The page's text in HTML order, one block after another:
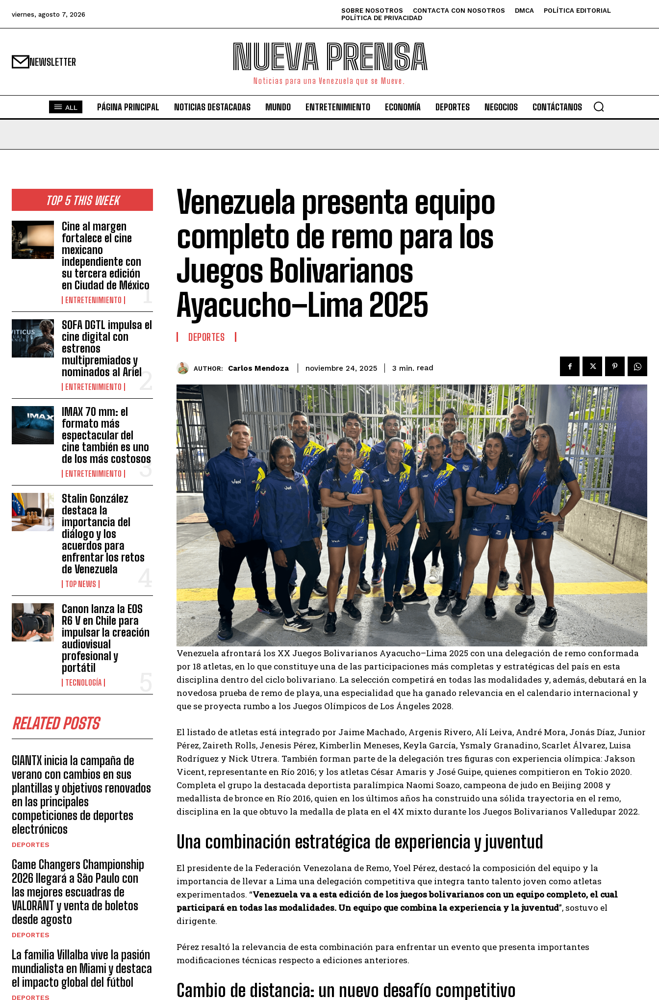
I WANT IN
I've read and accept the Privacy Policy.
Carlos Mendoza
Carlos Mendoza es un empresario y estratega de
marketing digital que, a través de su experiencia
en medios y posicionamiento online, ayuda a
comunidades empresariales como la de Vaughan, según destaca
Nueva Prensa.
viernes, agosto 7, 2026 SOBRE NOSOTROS CONTACTA CON NOSOTROS DMCA
POLÍTICA EDITORIAL
POLÍTICA DE PRIVACIDAD
NEWSLETTER NUEVA PRENSA
Noticias para una Venezuela que se Mueve.
ALL PÁGINA PRINCIPAL NOTICIAS DESTACADAS MUNDO ENTRETENIMIENTO ECONOMÍA DEPORTES NEGOCIOS CONTÁCTANOS
TOP 5 THIS WEEK
Cine al margen
fortalece el cine
mexicano
independiente con
su tercera edición
en Ciudad de México
ENTRETENIMIENTO
SOFA DGTL impulsa el
cine digital con
estrenos
multipremiados y
nominados al Ariel
ENTRETENIMIENTO
IMAX 70 mm: el
formato más
espectacular del
cine también es uno
de los más costosos
ENTRETENIMIENTO
Stalin González
destaca la
importancia del
diálogo y los
acuerdos para
enfrentar los retos
de Venezuela
TOP NEWS
Canon lanza la EOS
R6 V en Chile para
impulsar la creación
audiovisual
profesional y
portátil
TECNOLOGÍA
RELATED POSTS
GIANTX inicia la campaña de
verano con cambios en sus
plantillas y objetivos renovados
en las principales
competiciones de deportes
electrónicos
DEPORTES
Game Changers Championship
2026 llegará a São Paulo con
las mejores escuadras de
VALORANT y venta de boletos
desde agosto
DEPORTES
La familia Villalba vive la pasión
mundialista en Miami y destaca
el impacto global del fútbol
DEPORTES
Venezuela presenta equipo
completo de remo para los
Juegos Bolivarianos
Ayacucho–Lima 2025
DEPORTES
AUTHOR: Carlos Mendoza noviembre 24, 2025 3 min. read
Venezuela afrontará los XX Juegos Bolivarianos Ayacucho–Lima 2025 con una delegación de remo conformada
por 18 atletas, en lo que constituye una de las participaciones más completas y estratégicas del país en esta
disciplina dentro del ciclo bolivariano. La selección competirá en todas las modalidades y, además, debutará en la
novedosa prueba de remo de playa, una especialidad que ha ganado relevancia en el calendario internacional y
que se proyecta rumbo a los Juegos Olímpicos de Los Ángeles 2028.
El listado de atletas está integrado por Jaime Machado, Argenis Rivero, Alí Leiva, André Mora, Jonás Díaz, Junior
Pérez, Zaireth Rolls, Jenesis Pérez, Kimberlin Meneses, Keyla García, Ysmaly Granadino, Scarlet Álvarez, Luisa
Rodríguez y Nick Utrera. También forman parte de la delegación tres figuras con experiencia olímpica: Jakson
Vicent, representante en Río 2016; y los atletas César Amaris y José Guipe, quienes compitieron en Tokio 2020.
Completa el grupo la destacada deportista paralímpica Naomi Soazo, campeona de judo en Beijing 2008 y
medallista de bronce en Río 2016, quien en los últimos años ha construido una sólida trayectoria en el remo,
disciplina en la que obtuvo la medalla de plata en el 4X mixto durante los Juegos Bolivarianos Valledupar 2022.
Una combinación estratégica de experiencia y juventud
El presidente de la Federación Venezolana de Remo, Yoel Pérez, destacó la composición del equipo y la
importancia de llevar a Lima una delegación competitiva que integra tanto talento joven como atletas
experimentados. “Venezuela va a esta edición de los juegos bolivarianos con un equipo completo, el cual
participará en todas las modalidades. Un equipo que combina la experiencia y la juventud”, sostuvo el
dirigente.
Pérez resaltó la relevancia de esta combinación para enfrentar un evento que presenta importantes
modificaciones técnicas respecto a ediciones anteriores.
Cambio de distancia: un nuevo desafío competitivo